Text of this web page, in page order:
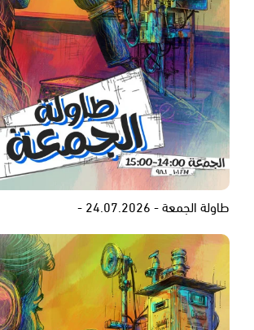
طاولة الجمعة - 24.07.2026 -